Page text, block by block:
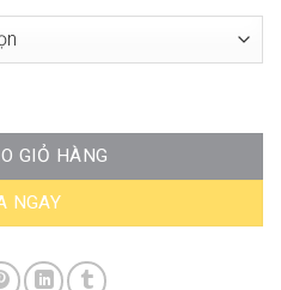
WC4116 số lượng
GIỎ HÀNG
NGAY